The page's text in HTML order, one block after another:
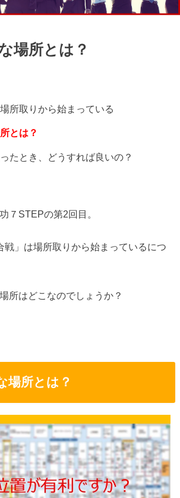
場所とは？
所取りから始まっている
とは？
たとき、どうすれば良いの？
７STEPの第2回目。
戦」は場所取りから始まっているにつ
所はどこなのでしょうか？
場所とは？